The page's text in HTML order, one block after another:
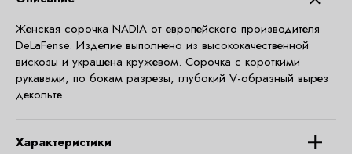
Женская сорочка NADIA от европейского производителя
DeLaFense. Изделие выполнено из высококачественной
вискозы и украшена кружевом. Сорочка с короткими
рукавами, по бокам разрезы, глубокий V-образный вырез
декольте.
Характеристики